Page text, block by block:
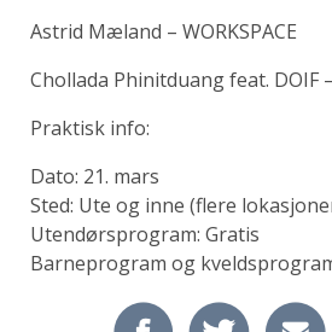
Astrid Mæland – WORKSPACE
Chollada Phinitduang feat. DOIF
Praktisk info:
Dato: 21. mars
Sted: Ute og inne (flere
Utendørsprogram: Gratis
Barneprogram og